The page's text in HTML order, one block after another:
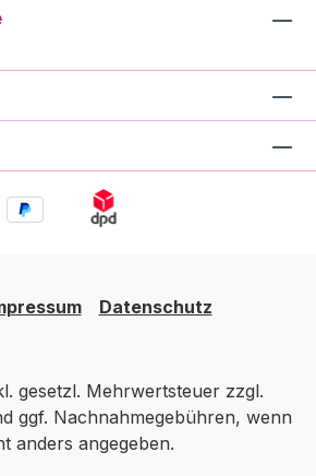
Datenschutz
gesetzl. Mehrwertsteuer zzgl.
ggf. Nachnahmegebühren, wenn
anders angegeben.